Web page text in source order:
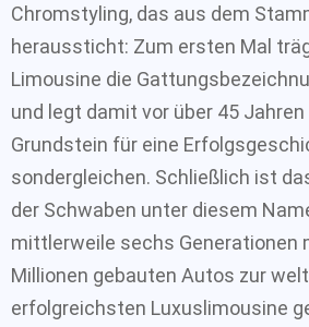
Chromstyling, das aus dem
heraussticht: Zum ersten Mal
Limousine die
und legt damit vor über 45 Jahren
Grundstein für eine
sondergleichen. Schließlich ist
der Schwaben unter diesem
mittlerweile sechs Generationen
Millionen gebauten Autos zur
erfolgreichsten Luxuslimousine